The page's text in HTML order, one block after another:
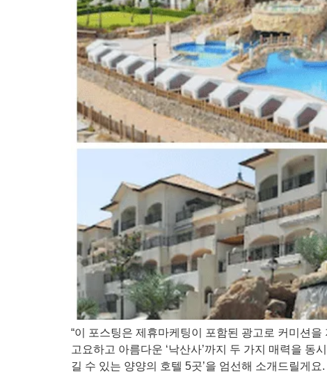
“이 포스팅은 제휴마케팅이 포함된 광고로 커미션
고요하고 아름다운 ‘낙산사’까지 두 가지 매력을
길 수 있는 양양의 호텔 5곳’을 엄선해 소개드릴게